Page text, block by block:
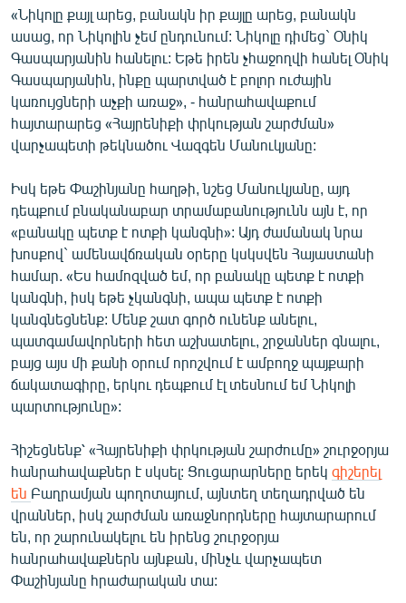
ՁԳՏԵԼՈՎ ԼԱՎԱԳՈՒՅՆԻՆ
ՓՈԴՔԱՍԹ
Հայերեն
English
Русский
ՀԵՏԵՎԵՔ ՄԵԶ
«Ազատության» բոլոր կայքերը
«Նիկոլը քայլ արեց, բանակն իր քայլը արեց, բանակն
ասաց, որ Նիկոլին չեմ ընդունում: Նիկոլը դիմեց` Օնիկ
Գասպարյանին հանելու: Եթե իրեն չհաջողվի հանել Օնիկ
Գասպարյանին, ինքը պարտված է բոլոր ուժային
կառույցների աչքի առաջ», - հանրահավաքում
հայտարարեց «Հայրենիքի փրկության շարժման»
վարչապետի թեկնածու Վազգեն Մանուկյանը:
Իսկ եթե Փաշինյանը հաղթի, նշեց Մանուկյանը, այդ
դեպքում բնականաբար տրամաբանությունն այն է, որ
«բանակը պետք է ոտքի կանգնի»: Այդ ժամանակ նրա
խոսքով` ամենավճռական օրերը կսկսվեն Հայաստանի
համար. «Ես համոզված եմ, որ բանակը պետք է ոտքի
կանգնի, իսկ եթե չկանգնի, ապա պետք է ոտքի
կանգնեցնենք: Մենք շատ գործ ունենք անելու,
պատգամավորների հետ աշխատելու, շրջաններ գնալու,
բայց այս մի քանի օրում որոշվում է ամբողջ պայքարի
ճակատագիրը, երկու դեպքում էլ տեսնում եմ Նիկոլի
պարտությունը»:
Հիշեցնենք՝ «Հայրենիքի փրկության շարժումը» շուրջօրյա
հանրահավաքներ է սկսել: Ցուցարարները երեկ գիշերել
են Բաղրամյան պողոտայում, այնտեղ տեղադրված են
վրաններ, իսկ շարժման առաջնորդները հայտարարում
են, որ շարունակելու են իրենց շուրջօրյա
հանրահավաքներն այնքան, մինչև վարչապետ
Փաշինյանը հրաժարական տա: